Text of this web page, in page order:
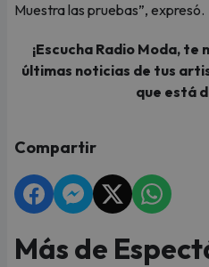
Muestra las pruebas”, expresó.
¡Escucha Radio Moda,
últimas noticias de tus
que está
Compartir
Más de